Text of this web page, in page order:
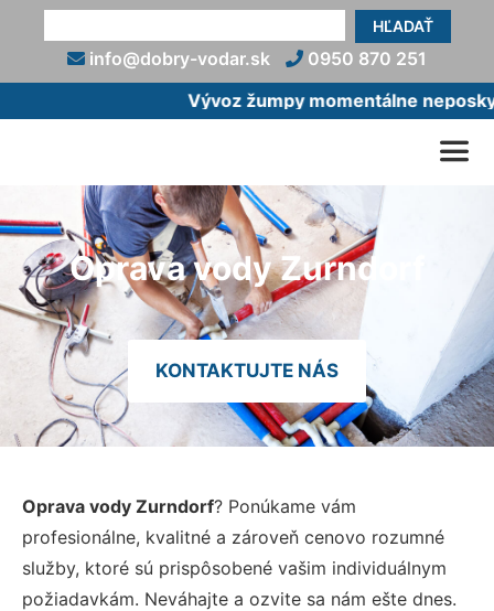
HĽADAŤ
info@dobry-vodar.sk
0950 870 251
Vývoz žumpy momentálne
Oprava vody Zurndorf
KONTAKTUJTE NÁS
Oprava vody Zurndorf? Ponúkame vám
profesionálne, kvalitné a zároveň cenovo rozumné
služby, ktoré sú prispôsobené vašim individuálnym
požiadavkám. Neváhajte a ozvite sa nám ešte dnes.